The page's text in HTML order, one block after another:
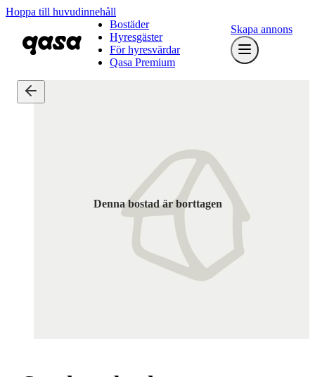
Hoppa till huvudinnehåll
Bostäder
Hyresgäster
För hyresvärdar
Qasa Premium
Skapa annons
Denna bostad är borttagen